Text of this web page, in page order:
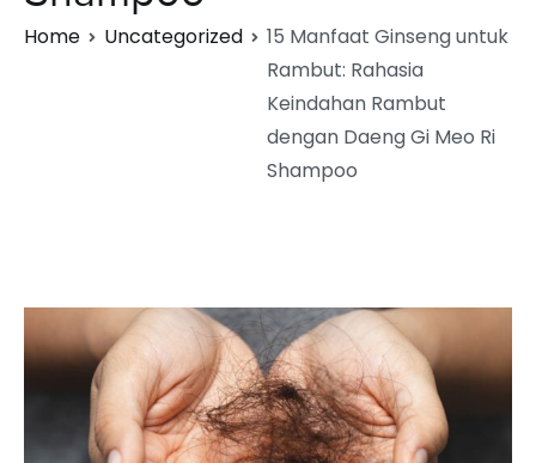
Home Uncategorized
15 Manfaat Ginseng untuk
Rambut: Rahasia
Keindahan Rambut
dengan Daeng Gi Meo Ri
Shampoo